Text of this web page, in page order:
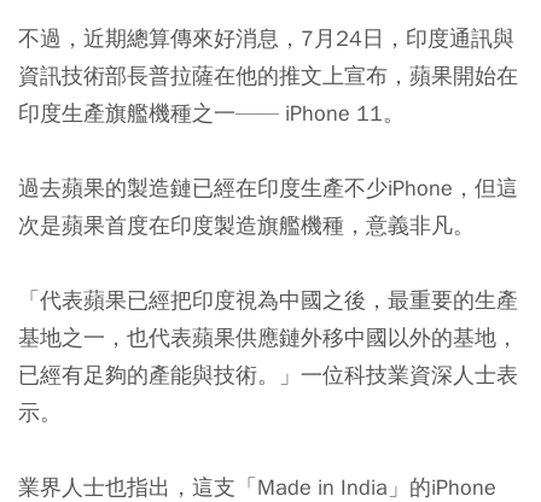
不過，近期總算傳來好消息，7月24日，印度通訊與
資訊技術部長普拉薩在他的推文上宣布，蘋果開始在
印度生產旗艦機種之一—— iPhone 11。
過去蘋果的製造鏈已經在印度生產不少iPhone，但這
次是蘋果首度在印度製造旗艦機種，意義非凡。
「代表蘋果已經把印度視為中國之後，最重要的生產
基地之一，也代表蘋果供應鏈外移中國以外的基地，
已經有足夠的產能與技術。」一位科技業資深人士表
示。
業界人士也指出，這支「Made in India」的iPhone